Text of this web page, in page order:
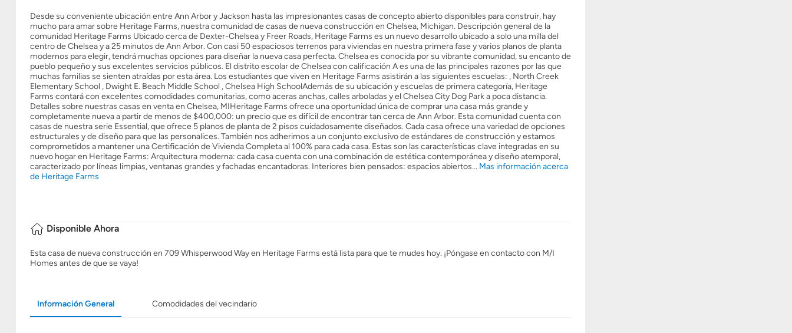
Desde su conveniente ubicación entre Ann Arbor y Jackson hasta las impresionantes casas de concepto abierto disponibles para construir, hay
mucho para amar sobre Heritage Farms, nuestra comunidad de casas de nueva construcción en Chelsea, Michigan. Descripción general de la
comunidad Heritage Farms Ubicado cerca de Dexter-Chelsea y Freer Roads, Heritage Farms es un nuevo desarrollo ubicado a solo una milla del
centro de Chelsea y a 25 minutos de Ann Arbor. Con casi 50 espaciosos terrenos para viviendas en nuestra primera fase y varios planos de planta
modernos para elegir, tendrá muchas opciones para diseñar la nueva casa perfecta. Chelsea es conocida por su vibrante comunidad, su encanto de
pueblo pequeño y sus excelentes servicios públicos. El distrito escolar de Chelsea con calificación A es una de las principales razones por las que
muchas familias se sienten atraídas por esta área. Los estudiantes que viven en Heritage Farms asistirán a las siguientes escuelas: , North Creek
Elementary School , Dwight E. Beach Middle School , Chelsea High SchoolAdemás de su ubicación y escuelas de primera categoría, Heritage
Farms contará con excelentes comodidades comunitarias, como aceras anchas, calles arboladas y el Chelsea City Dog Park a poca distancia.
Detalles sobre nuestras casas en venta en Chelsea, MIHeritage Farms ofrece una oportunidad única de comprar una casa más grande y
completamente nueva a partir de menos de $400,000: un precio que es difícil de encontrar tan cerca de Ann Arbor. Esta comunidad cuenta con
casas de nuestra serie Essential, que ofrece 5 planos de planta de 2 pisos cuidadosamente diseñados. Cada casa ofrece una variedad de opciones
estructurales y de diseño para que las personalices. También nos adherimos a un conjunto exclusivo de estándares de construcción y estamos
comprometidos a mantener una Certificación de Vivienda Completa al 100% para cada casa. Estas son las características clave integradas en su
nuevo hogar en Heritage Farms: Arquitectura moderna: cada casa cuenta con una combinación de estética contemporánea y diseño atemporal,
caracterizado por líneas limpias, ventanas grandes y fachadas encantadoras. Interiores bien pensados: espacios abiertos... Mas información acerca
de Heritage Farms
Disponible Ahora
Esta casa de nueva construcción en 709 Whisperwood Way en Heritage Farms está lista para que te mudes hoy. ¡Póngase en contacto con M/I
Homes antes de que se vaya!
Información General Comodidades del vecindario